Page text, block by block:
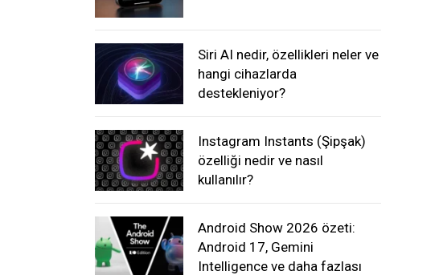
Siri AI nedir, özellikleri neler ve
hangi cihazlarda
destekleniyor?
Instagram Instants (Şipşak)
özelliği nedir ve nasıl
kullanılır?
Android Show 2026 özeti:
Android 17, Gemini
Intelligence ve daha fazlası